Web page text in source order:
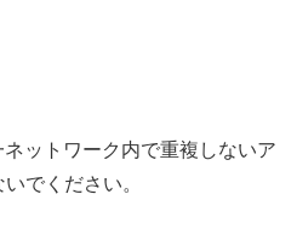
ットワーク内で重複しないア
でください。